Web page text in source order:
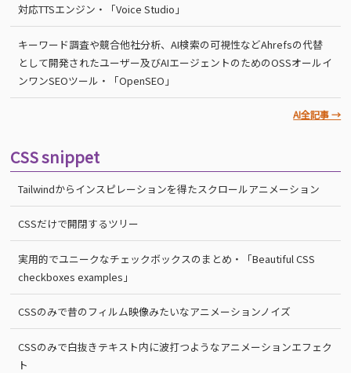
対応TTSエンジン・「Voice Studio」
キーワード調査や競合他社分析、AI検索の可視性などAhrefsの代替
として開発されたユーザー及びAIエージェントのためのOSSオールイ
ンワンSEOツール・「OpenSEO」
AI全記事 →
CSS snippet
Tailwindからインスピレーションを得たスクロールアニメーション
CSSだけで開閉するツリー
実用的でユニークなチェックボックスのまとめ・「Beautiful CSS
checkboxes examples」
CSSのみで昔のフィルム映像みたいなアニメーションノイズ
CSSのみで白抜きテキスト内に波打つようなアニメーションエフェク
ト